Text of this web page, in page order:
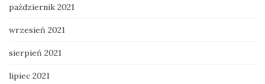
październik 2021
wrzesień 2021
sierpień 2021
lipiec 2021